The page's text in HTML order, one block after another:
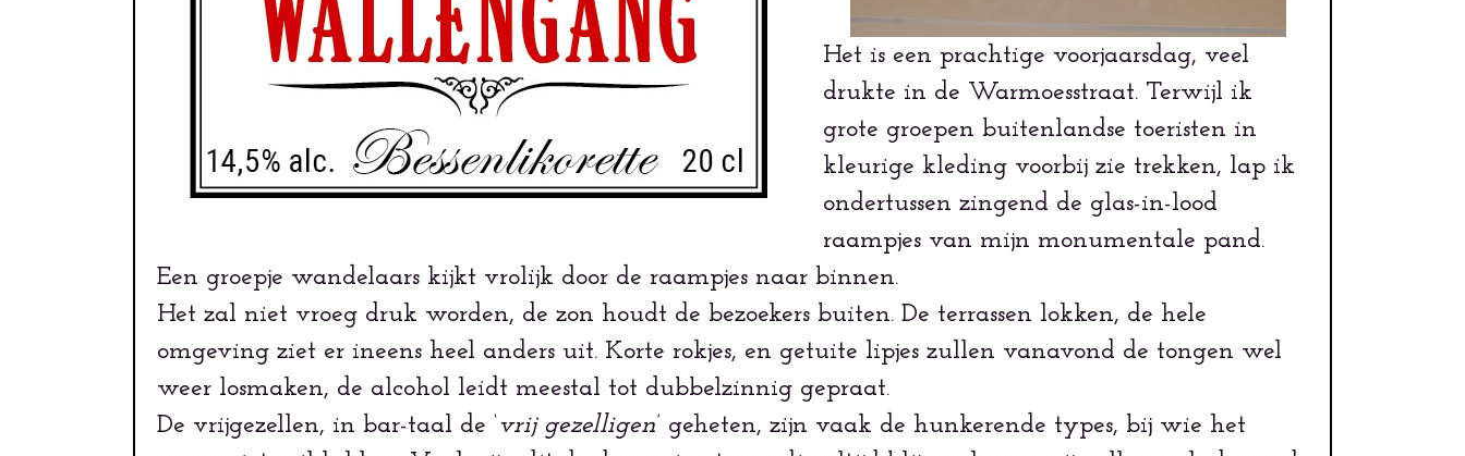
Het is een prachtige voorjaarsdag, veel
drukte in de Warmoesstraat. Terwijl ik
grote groepen buitenlandse toeristen in
kleurige kleding voorbij zie trekken, lap ik
ondertussen zingend de glas-in-lood
raampjes van mijn monumentale pand.
Een groepje wandelaars kijkt vrolijk door de raampjes naar binnen.
Het zal niet vroeg druk worden, de zon houdt de bezoekers buiten. De terrassen lokken, de hele
omgeving ziet er ineens heel anders uit. Korte rokjes, en getuite lipjes zullen vanavond de tongen wel
weer losmaken, de alcohol leidt meestal tot dubbelzinnig gepraat.
De vrijgezellen, in bar-taal de ‘vrij gezelligen’ geheten, zijn vaak de hunkerende types, bij wie het